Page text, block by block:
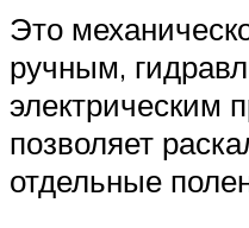
Это
ручным,
электрическим
позволяет
отдельные